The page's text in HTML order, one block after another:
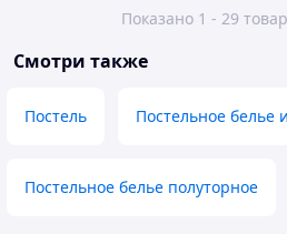
Показано 1 - 29
Смотри также
Постель Постельное белье
Постельное белье полуторное